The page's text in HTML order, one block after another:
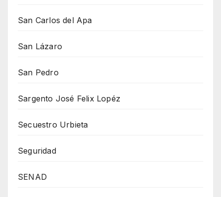
San Carlos del Apa
San Lázaro
San Pedro
Sargento José Felix Lopéz
Secuestro Urbieta
Seguridad
SENAD